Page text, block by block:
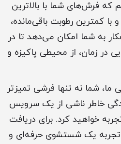
که فرش‌های شما با بالاترین
با کمترین رطوبت باقی‌مانده،
به شما امکان می‌دهد تا در
در زمان، از محیطی پاکیزه و
شما نه تنها فرشی تمیزتر
خاطر ناشی از یک سرویس
خواهید کرد. برای دریافت
تجربه یک شستشوی حرفه‌ای و